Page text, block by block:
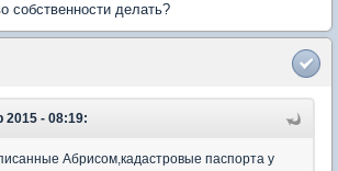
собственности делать?
2015 - 08:19:
Абрисом,кадастровые паспорта у